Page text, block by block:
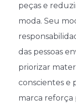
peças e
moda. Seu
das pessoas
priorizar
conscientes e
marca reforça